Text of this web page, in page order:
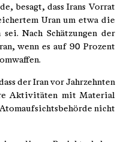
besagt, dass Irans Vorrat
Uran um etwa die
Nach Schätzungen der
wenn es auf 90 Prozent
der Iran vor Jahrzehnten
Aktivitäten mit Material
nicht